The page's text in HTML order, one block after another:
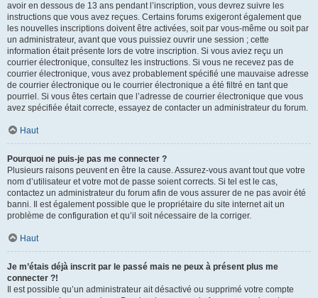
avoir en dessous de 13 ans pendant l’inscription, vous devrez suivre les
instructions que vous avez reçues. Certains forums exigeront également que
les nouvelles inscriptions doivent être activées, soit par vous-même ou soit par
un administrateur, avant que vous puissiez ouvrir une session ; cette
information était présente lors de votre inscription. Si vous aviez reçu un
courrier électronique, consultez les instructions. Si vous ne recevez pas de
courrier électronique, vous avez probablement spécifié une mauvaise adresse
de courrier électronique ou le courrier électronique a été filtré en tant que
pourriel. Si vous êtes certain que l’adresse de courrier électronique que vous
avez spécifiée était correcte, essayez de contacter un administrateur du forum.
Haut
Pourquoi ne puis-je pas me connecter ?
Plusieurs raisons peuvent en être la cause. Assurez-vous avant tout que votre
nom d’utilisateur et votre mot de passe soient corrects. Si tel est le cas,
contactez un administrateur du forum afin de vous assurer de ne pas avoir été
banni. Il est également possible que le propriétaire du site internet ait un
problème de configuration et qu’il soit nécessaire de la corriger.
Haut
Je m’étais déjà inscrit par le passé mais ne peux à présent plus me
connecter ?!
Il est possible qu’un administrateur ait désactivé ou supprimé votre compte